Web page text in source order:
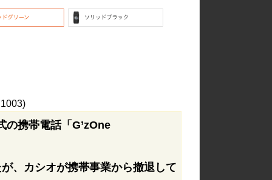
の携帯電話「G’zOne
、カシオが携帯事業から撤退して